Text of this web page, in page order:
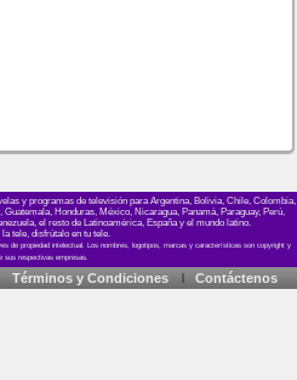
y programas de televisión para Argentina, Bolivia, Chile, Colombia,
Honduras, México, Nicaragua, Panamá, Paraguay, Perú,
el resto de Latinoamérica, España y el mundo latino.
la tele, disfrútalo en tu tele.
Términos y Condiciones Contáctenos